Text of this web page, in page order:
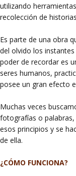
utilizando
recolección de
Es parte de una obra
del olvido los
poder de recordar es
seres humanos,
posee un gran efecto
Muchas veces
fotografías o
esos principios y se
de ella.
¿CÓMO FUNCIONA?